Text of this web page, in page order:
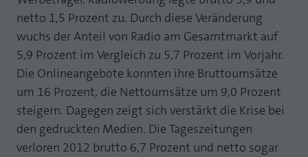
netto 1,5 Prozent zu. Durch diese Veränderung
wuchs der Anteil von Radio am Gesamtmarkt auf
5,9 Prozent im Vergleich zu 5,7 Prozent im Vorjahr.
Die Onlineangebote konnten ihre Bruttoumsätze
um 16 Prozent, die Nettoumsätze um 9,0 Prozent
steigern. Dagegen zeigt sich verstärkt die Krise bei
den gedruckten Medien. Die Tageszeitungen
verloren 2012 brutto 6,7 Prozent und netto sogar